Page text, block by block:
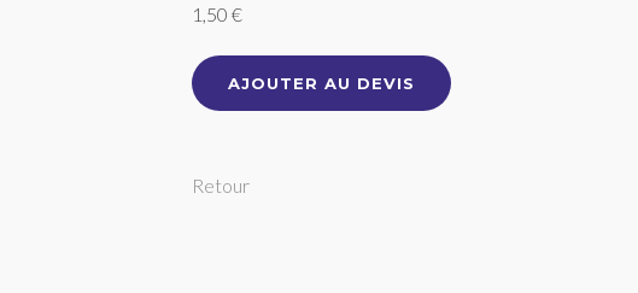
1,50 €
AJOUTER AU DEVIS
Retour